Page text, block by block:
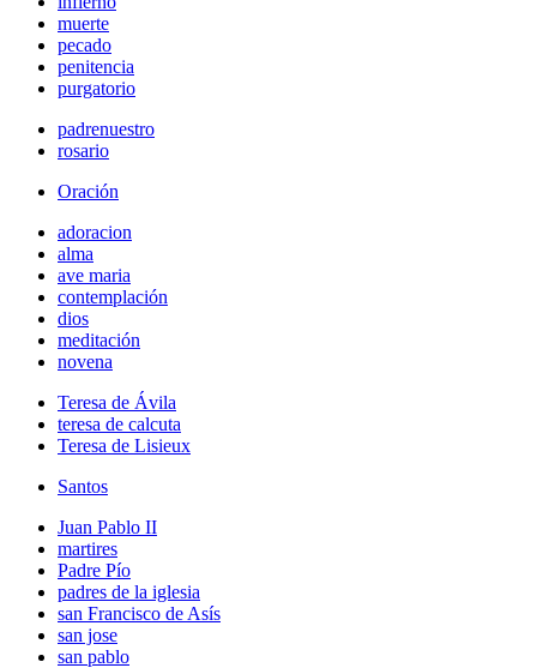
muerte
pecado
penitencia
purgatorio
padrenuestro
rosario
Oración
adoracion
alma
ave maria
contemplación
dios
meditación
novena
Teresa de Ávila
teresa de calcuta
Teresa de Lisieux
Santos
Juan Pablo II
martires
Padre Pío
padres de la iglesia
san Francisco de Asís
san jose
san pablo